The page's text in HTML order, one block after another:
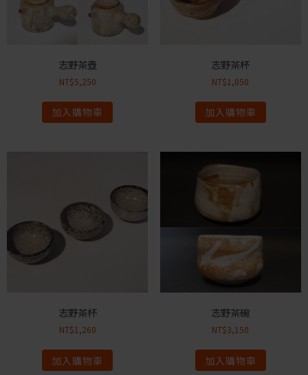
志野茶壺
NT$5,250
加入購物車
志野茶杯
NT$1,050
加入購物車
志野茶杯
NT$1,260
加入購物車
志野茶碗
NT$3,150
加入購物車